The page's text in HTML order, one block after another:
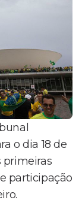
o dia 18 de
primeiras
participação